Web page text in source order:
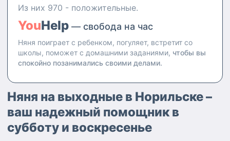
Из них 970 - положительные.
YouHelp — свобода на час
Няня поиграет с ребенком, погуляет, встретит со
школы, поможет с домашними заданиями, чтобы вы
спокойно позанимались своими делами.
Няня на выходные в Норильске –
ваш надежный помощник в
субботу и воскресенье